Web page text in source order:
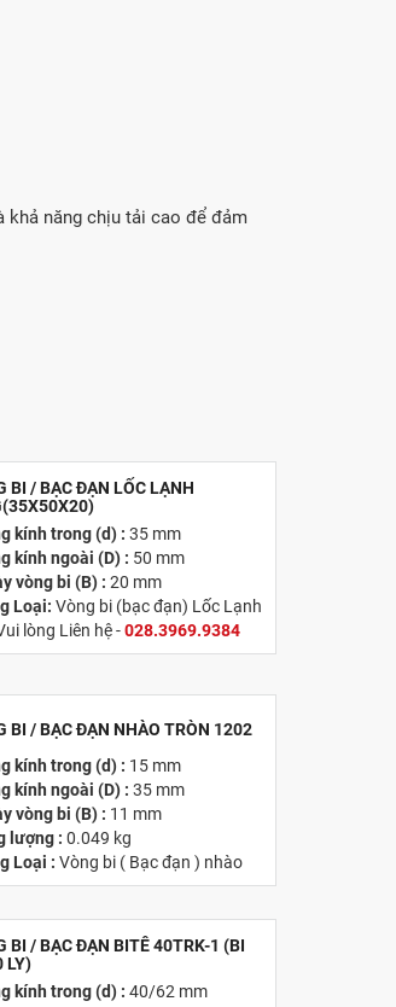
khả năng chịu tải cao để đảm
BI / BẠC ĐẠN LỐC LẠNH
kính trong (d) : 35 mm
kính ngoài (D) : 50 mm
vòng bi (B) : 20 mm
Loại:Vòng bi (bạc đạn) Lốc Lạnh
lòng Liên hệ -028.3969.9384
info@tandailongbearings.com.vn
BI / BẠC ĐẠN NHÀO TRÒN 1202
kính trong (d) : 15 mm
kính ngoài (D) : 35 mm
vòng bi (B) : 11 mm
lượng : 0.049 kg
Loại :Vòng bi ( Bạc đạn ) nhào
Xuất :
KG International FZCO
BI / BẠC ĐẠN BITÊ 40TRK-1 (BI
LY)
kính trong (d) :40/62 mm